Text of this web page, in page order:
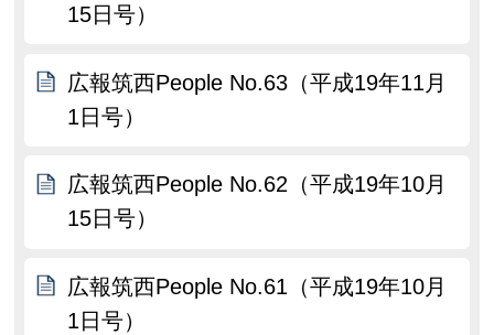
15日号）
広報筑西People No.63（平成19年11月
1日号）
広報筑西People No.62（平成19年10月
15日号）
広報筑西People No.61（平成19年10月
1日号）